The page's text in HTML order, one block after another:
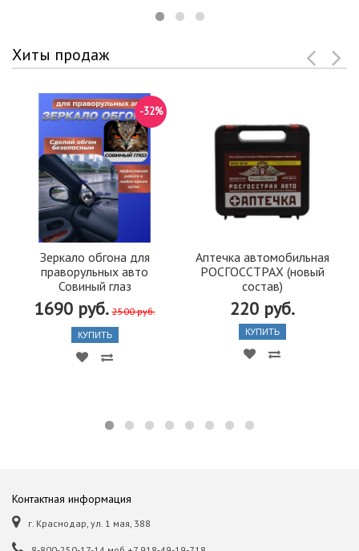
Хиты продаж
Зеркало обгона для
праворульных авто
Совиный глаз
1690 руб. 2500 руб.
-32%
КУПИТЬ
Аптечка автомобильная
РОСГОССТРАХ (новый
состав)
220 руб.
КУПИТЬ
Контактная информация
г. Краснодар, ул. 1 мая, 388